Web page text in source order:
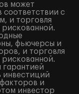
может
соответствии с
и торговля
фьючерсы и
и торговля
гарантией
инвестиций
и
инвестор